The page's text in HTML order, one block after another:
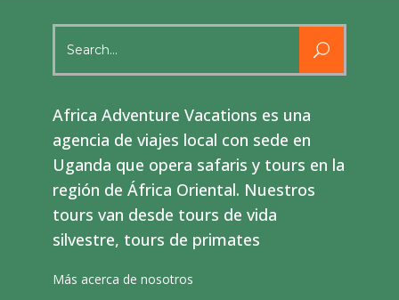
for:
Africa Adventure Vacations es una
agencia de viajes local con sede en
Uganda que opera safaris y tours en la
región de África Oriental. Nuestros
tours van desde tours de vida
silvestre, tours de primates
Más acerca de nosotros